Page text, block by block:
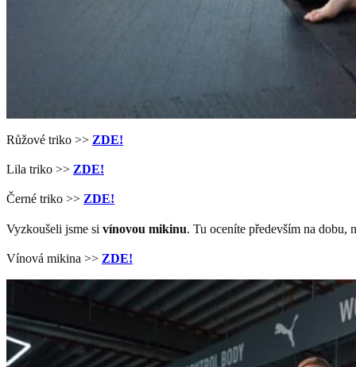
Růžové triko >> ZDE!
Lila triko >> ZDE!
Černé triko >> ZDE!
Vyzkoušeli jsme si vínovou mikinu. Tu oceníte především na dobu,
Vínová mikina >> ZDE!